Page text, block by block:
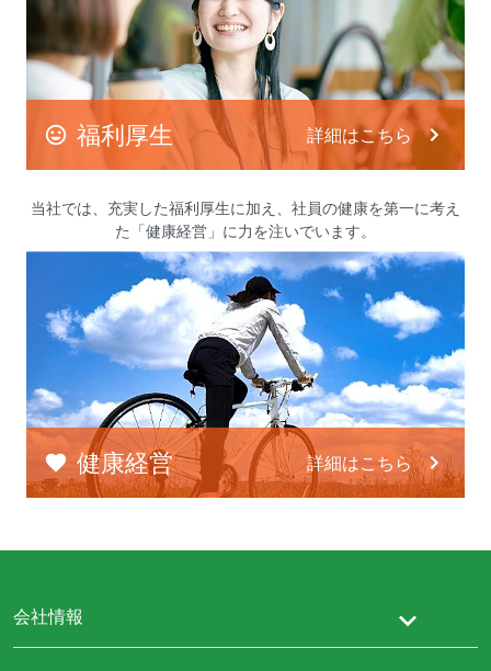
福利厚生 詳細はこちら
当社では、充実した福利厚生に加え、 社員の健康を第一に考え
た「健康経営」に力を注いでいます。
健康経営 詳細はこちら
会社情報